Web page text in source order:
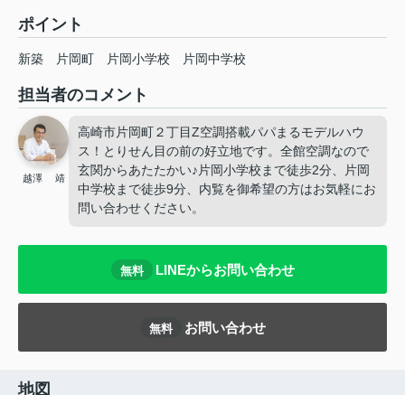
ポイント
新築 片岡町 片岡小学校 片岡中学校
担当者のコメント
越澤 靖
高崎市片岡町２丁目Z空調搭載パパまるモデルハウ
ス！とりせん目の前の好立地です。全館空調なので
玄関からあたたかい♪片岡小学校まで徒歩2分、片岡
中学校まで徒歩9分、内覧を御希望の方はお気軽にお
問い合わせください。
無料 LINEからお問い合わせ
無料 お問い合わせ
地図